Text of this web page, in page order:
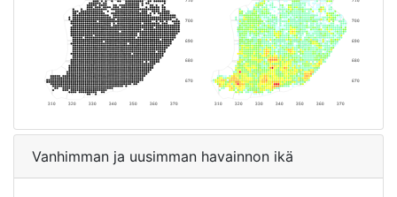
Vanhimman ja uusimman havainnon ikä